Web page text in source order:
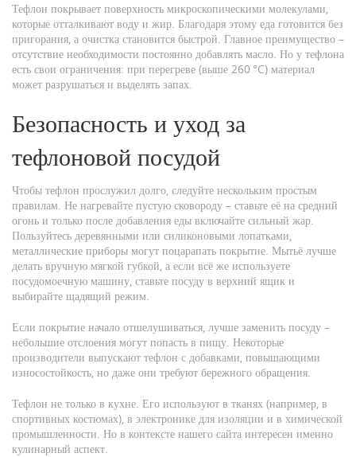
Тефлон покрывает поверхность микроскопическими молекулами,
которые отталкивают воду и жир. Благодаря этому еда готовится без
пригорания, а очистка становится быстрой. Главное преимущество –
отсутствие необходимости постоянно добавлять масло. Но у тефлона
есть свои ограничения: при перегреве (выше 260 °C) материал
может разрушаться и выделять запах.
Безопасность и уход за
тефлоновой посудой
Чтобы тефлон прослужил долго, следуйте нескольким простым
правилам. Не нагревайте пустую сковороду – ставьте её на средний
огонь и только после добавления еды включайте сильный жар.
Пользуйтесь деревянными или силиконовыми лопатками,
металлические приборы могут поцарапать покрытие. Мытьё лучше
делать вручную мягкой губкой, а если всё же используете
посудомоечную машину, ставьте посуду в верхний ящик и
выбирайте щадящий режим.
Если покрытие начало отшелушиваться, лучше заменить посуду –
небольшие отслоения могут попасть в пищу. Некоторые
производители выпускают тефлон с добавками, повышающими
износостойкость, но даже они требуют бережного обращения.
Тефлон не только в кухне. Его используют в тканях (например, в
спортивных костюмах), в электронике для изоляции и в химической
промышленности. Но в контексте нашего сайта интересен именно
кулинарный аспект.